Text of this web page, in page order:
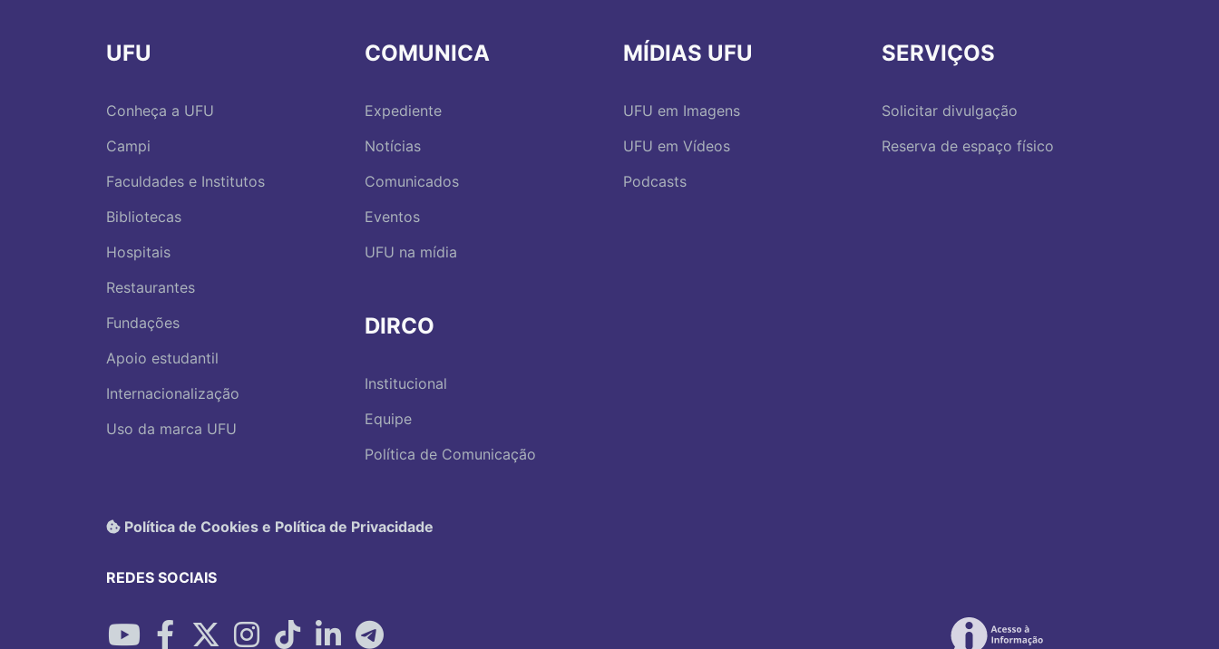
UFU
Conheça a UFU
Campi
Faculdades e Institutos
Bibliotecas
Hospitais
Restaurantes
Fundações
Apoio estudantil
Internacionalização
Uso da marca UFU
COMUNICA
Expediente
Notícias
Comunicados
Eventos
UFU na mídia
DIRCO
Institucional
Equipe
Política de Comunicação
MÍDIAS UFU
UFU em Imagens
UFU em Vídeos
Podcasts
SERVIÇOS
Solicitar divulgação
Reserva de espaço físico
Política de Cookies e Política de Privacidade
REDES SOCIAIS